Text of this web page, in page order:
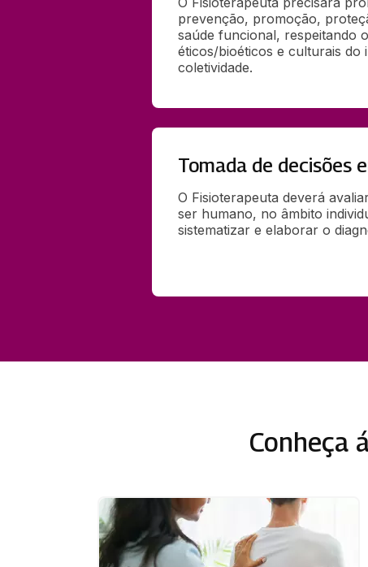
prevenção, promoção,
saúde funcional, respeitando
éticos/bioéticos e culturais do
coletividade.
Tomada de decisões
O Fisioterapeuta deverá
ser humano, no âmbito
sistematizar e elaborar o
Conheça